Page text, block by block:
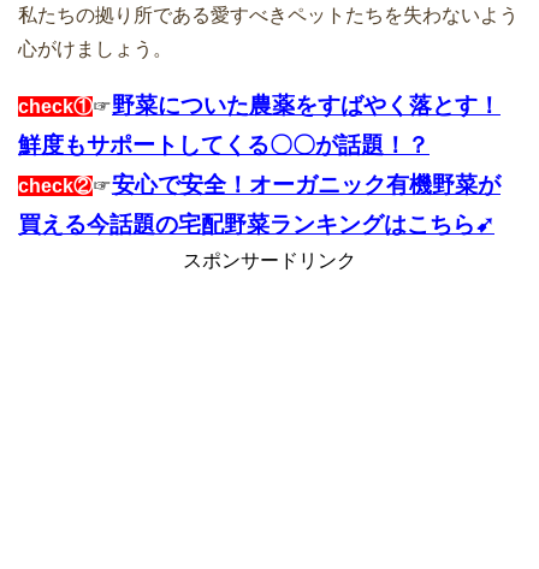
私たちの拠り所である愛すべきペットたちを失わないよう
心がけましょう。
check①☞野菜についた農薬をすばやく落とす！
鮮度もサポートしてくる〇〇が話題！？
check②☞安心で安全！オーガニック有機野菜が
買える今話題の宅配野菜ランキングはこちら➹
スポンサードリンク